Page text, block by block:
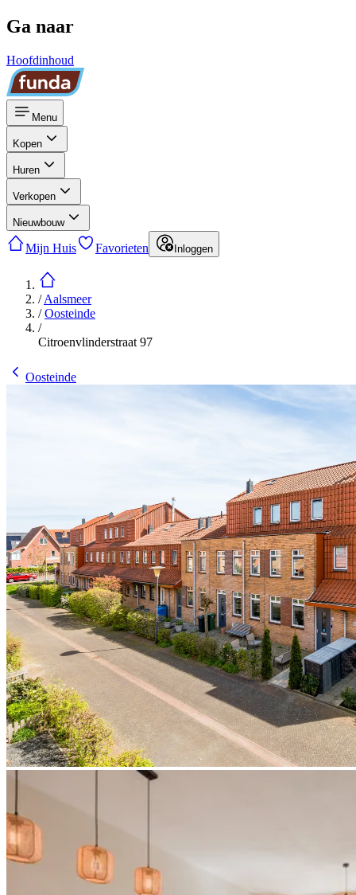
Ga naar
Hoofdinhoud
Menu
Kopen
Huren
Verkopen
Nieuwbouw
Mijn Huis Favorieten Inloggen
/Aalsmeer
/Oosteinde
/
Citroenvlinderstraat 97
Oosteinde